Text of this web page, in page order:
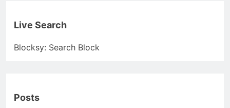
Live Search
Blocksy: Search Block
Posts